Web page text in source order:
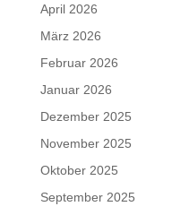
April 2026
März 2026
Februar 2026
Januar 2026
Dezember 2025
November 2025
Oktober 2025
September 2025